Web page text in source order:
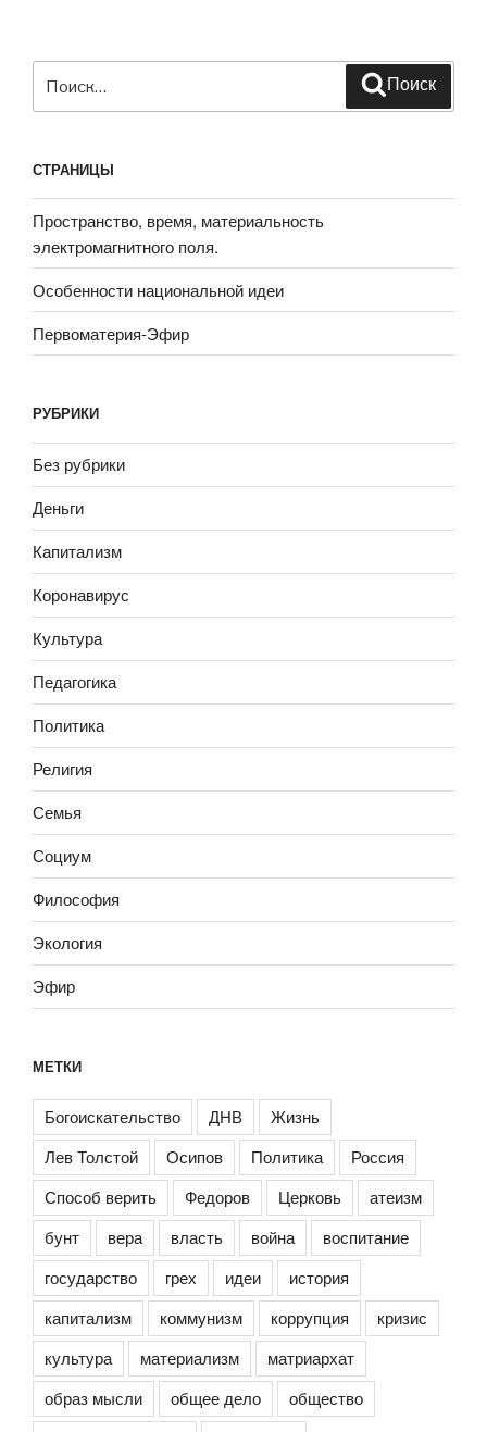
Поиск
СТРАНИЦЫ
Пространство, время, материальность
электромагнитного поля.
Особенности национальной идеи
Первоматерия-Эфир
РУБРИКИ
Без рубрики
Деньги
Капитализм
Коронавирус
Культура
Педагогика
Политика
Религия
Семья
Социум
Философия
Экология
Эфир
МЕТКИ
Богоискательство ДНВ
Жизнь
Лев Толстой
Осипов Политика
Россия
Способ верить
Федоров Церковь
атеизм
бунт
вера власть война
воспитание
государство
грех идеи
история
капитализм
коммунизм коррупция
кризис
культура
материализм
матриархат
образ мысли
общее дело
общество